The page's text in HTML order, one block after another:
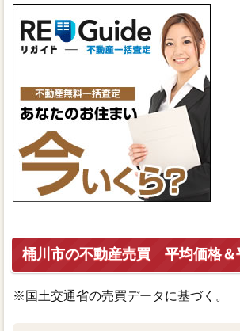
桶川市の不動産売買 平均価格＆
※国土交通省の売買データに基づく。